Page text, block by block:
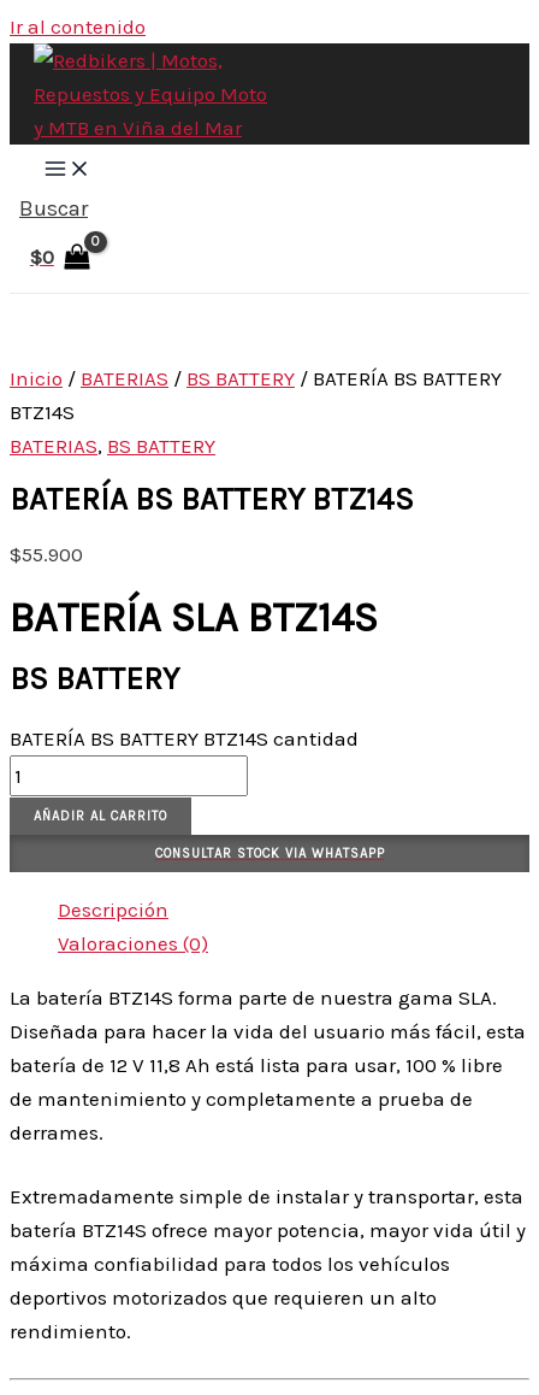
Ir al contenido
Buscar
$0
Inicio / BATERIAS / BS BATTERY / BATERÍA BS BATTERY
BTZ14S
BATERIAS, BS BATTERY
BATERÍA BS BATTERY BTZ14S
$55.900
BATERÍA SLA BTZ14S
BS BATTERY
BATERÍA BS BATTERY BTZ14S cantidad
AÑADIR AL CARRITO
CONSULTAR STOCK VIA WHATSAPP
Descripción
Valoraciones (0)
La batería BTZ14S forma parte de nuestra gama SLA.
Diseñada para hacer la vida del usuario más fácil, esta
batería de 12 V 11,8 Ah está lista para usar, 100 % libre
de mantenimiento y completamente a prueba de
derrames.
Extremadamente simple de instalar y transportar, esta
batería BTZ14S ofrece mayor potencia, mayor vida útil y
máxima confiabilidad para todos los vehículos
deportivos motorizados que requieren un alto
rendimiento.